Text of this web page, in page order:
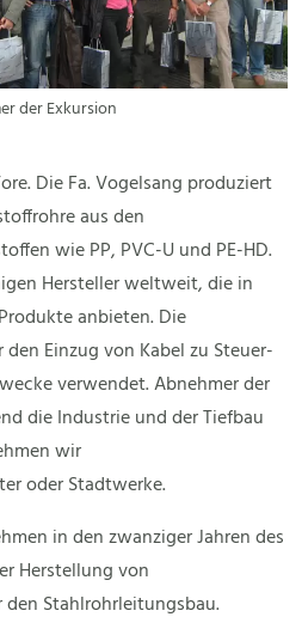
der Exkursion
Die Fa. Vogelsang produziert
aus den
wie PP, PVC-U und PE-HD.
Hersteller weltweit, die in
anbieten. Die
Einzug von Kabel zu Steuer-
verwendet. Abnehmer der
die Industrie und der Tiefbau
wir
oder Stadtwerke.
in den zwanziger Jahren des
Herstellung von
Stahlrohrleitungsbau.